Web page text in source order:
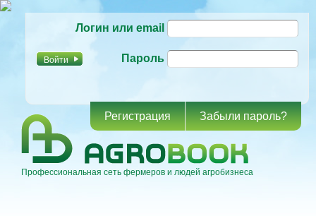
основному
Логин или email
Пароль
Регистрация Забыли пароль?
Профессиональная сеть фермеров и людей агробизнеса